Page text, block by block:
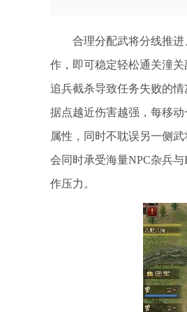
合理分配武将分线推
作，即可稳定轻松通关潼
追兵截杀导致任务失败的
据点越近伤害越强，每移
属性，同时不耽误另一侧
会同时承受海量NPC杂兵
作压力。